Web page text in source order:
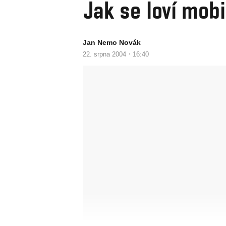
Jak se loví
Jan Nemo Novák
22. srpna 2004 · 16:40